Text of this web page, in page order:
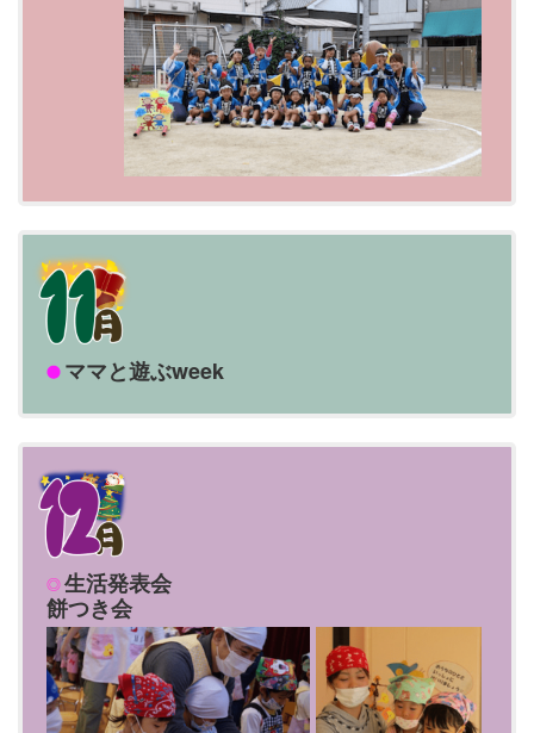
ママと遊ぶweek
生活発表会
餅つき会